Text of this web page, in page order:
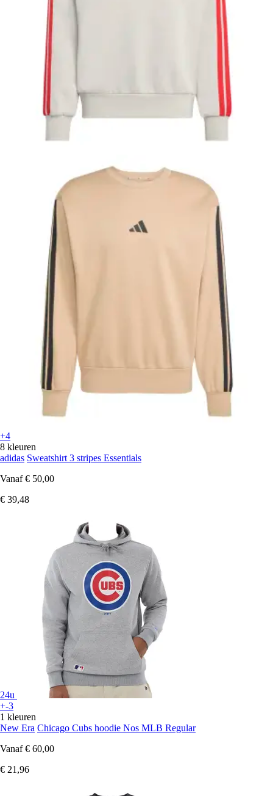
+4
8 kleuren
adidas Sweatshirt 3 stripes Essentials
Vanaf € 50,00
€ 39,48
24u
+-3
1 kleuren
New Era Chicago Cubs hoodie Nos MLB Regular
Vanaf € 60,00
€ 21,96